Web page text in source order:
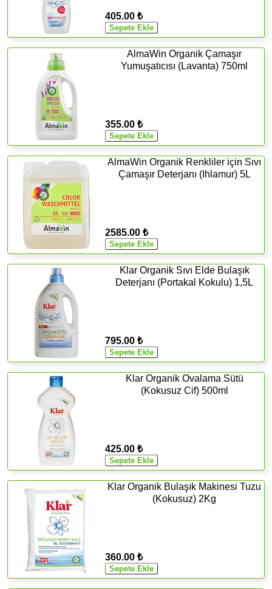
405.00 ₺
AlmaWin Organik Çamaşır
Yumuşatıcısı (Lavanta) 750ml
355.00 ₺
AlmaWin Organik Renkliler için Sıvı
Çamaşır Deterjanı (Ihlamur) 5L
2585.00 ₺
Klar Organik Sıvı Elde Bulaşık
Deterjanı (Portakal Kokulu) 1,5L
795.00 ₺
Klar Organik Ovalama Sütü
(Kokusuz Cif) 500ml
425.00 ₺
Klar Organik Bulaşık Makinesi Tuzu
(Kokusuz) 2Kg
360.00 ₺